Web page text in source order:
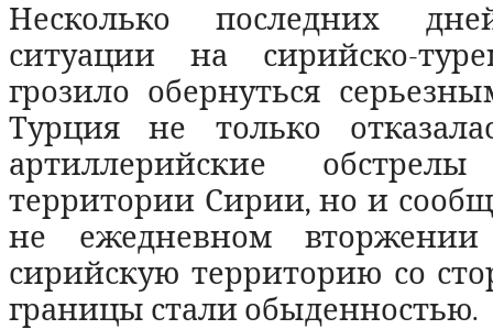
Несколько последних
ситуации на сирийско-
грозило обернуться
Турция не только
артиллерийские
территории Сирии, но и
не ежедневном
сирийскую территорию со
границы стали обыденностью.